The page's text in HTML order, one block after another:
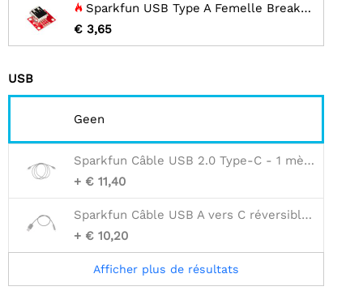
Sparkfun USB Type A Femelle Breakout
€ 3,65
USB
Geen
Sparkfun Câble USB 2.0 Type-C - 1 mètre
+ € 11,40
Sparkfun Câble USB A vers C réversible - 0,3 m
+ € 10,20
Afficher plus de résultats